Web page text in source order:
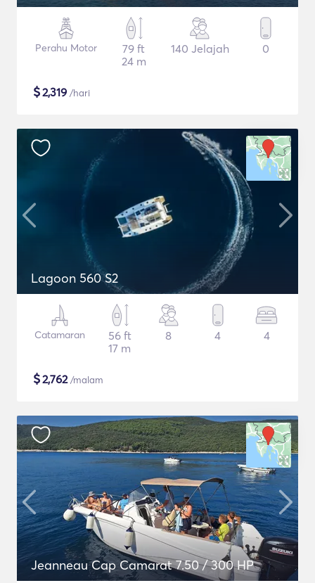
Perahu Motor
79 ft
24 m
140 Jelajah 0
$2,319 /hari
Lagoon 560 S2
Catamaran
56 ft
17 m
8 4 4
$2,762/malam
Jeanneau Cap Camarat 7.50 / 300 HP